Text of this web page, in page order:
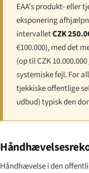
EAA's produkt- eller
eksponering
intervalletCZK
€100.000), med det
(op til CZK
systemiske fejl. For
tjekkiske offentlige
udbud) typisk den
Håndhævelse i den